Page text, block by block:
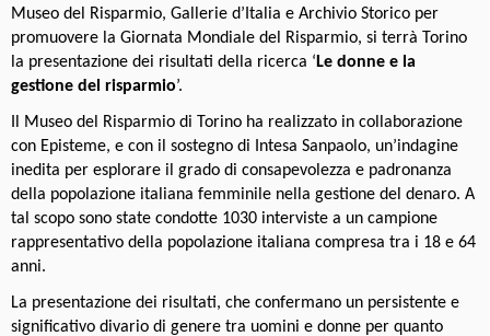
Museo del Risparmio, Gallerie d’Italia e Archivio Storico per
promuovere la Giornata Mondiale del Risparmio, si terrà Torino
la presentazione dei risultati della ricerca ‘ Le donne e la
gestione del risparmio’.
Il Museo del Risparmio di Torino ha realizzato in collaborazione
con Episteme, e con il sostegno di Intesa Sanpaolo, un’indagine
inedita per esplorare il grado di consapevolezza e padronanza
della popolazione italiana femminile nella gestione del denaro. A
tal scopo sono state condotte 1030 interviste a un campione
rappresentativo della popolazione italiana compresa tra i 18 e 64
anni.
La presentazione dei risultati, che confermano un persistente e
significativo divario di genere tra uomini e donne per quanto